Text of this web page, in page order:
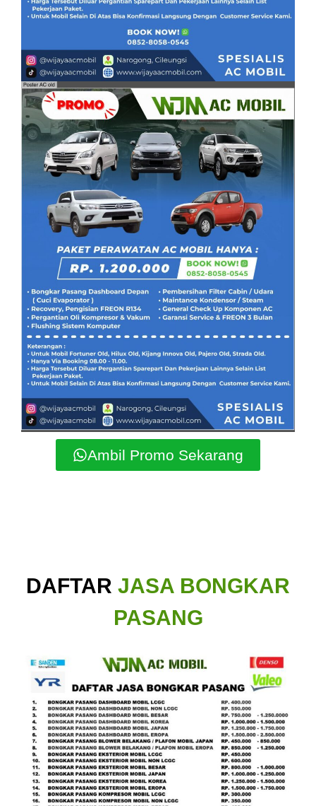
Ambil Promo Sekarang
DAFTAR JASA BONGKAR
PASANG